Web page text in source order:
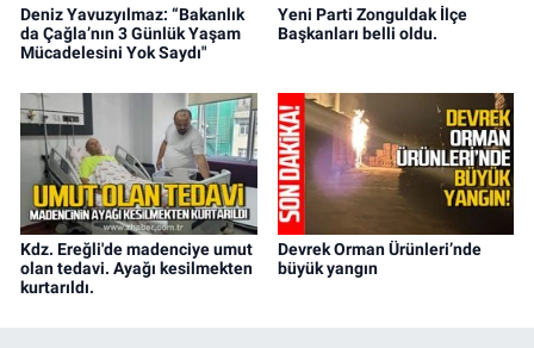
Deniz Yavuzyılmaz: “Bakanlık
da Çağla’nın 3 Günlük Yaşam
Mücadelesini Yok Saydı"
Yeni Parti Zonguldak İlçe
Başkanları belli oldu.
Kdz. Ereğli'de madenciye umut
olan tedavi. Ayağı kesilmekten
kurtarıldı.
Devrek Orman Ürünleri’nde
büyük yangın